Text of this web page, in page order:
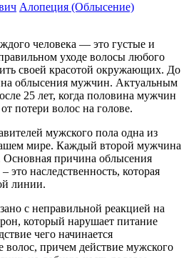
Алопеция (Облысение)
человека — это густые и
уходе волосы любого
своей красотой окружающих. До
облысения мужчин. Актуальным
25 лет, когда половина мужчин
потери волос на голове.
мужского пола одна из
мире. Каждый второй мужчина
Основная причина облысения
это наследственность, которая
линии.
с неправильной реакцией на
который нарушает питание
чего начинается
волос, причем действие мужского